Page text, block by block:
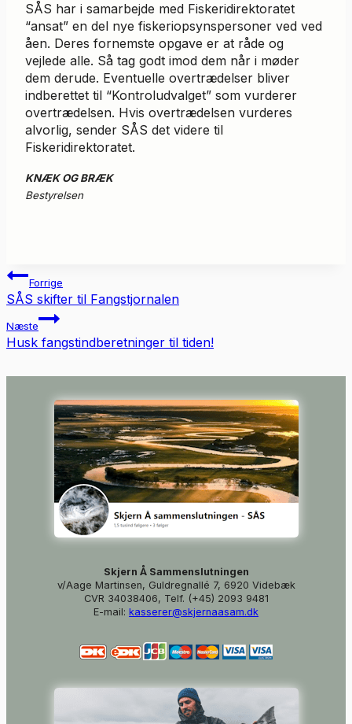
SÅS har i samarbejde med Fiskeridirektoratet
“ansat” en del nye fiskeriopsynspersoner ved ved
åen. Deres fornemste opgave er at råde og
vejlede alle. Så tag godt imod dem når i møder
dem derude. Eventuelle overtrædelser bliver
indberettet til “Kontroludvalget” som vurderer
overtrædelsen. Hvis overtrædelsen vurderes
alvorlig, sender SÅS det videre til
Fiskeridirektoratet.
KNÆK OG BRÆK
Bestyrelsen
Indlægsnavigation
Forrige
SÅS skifter til Fangstjornalen
Næste
Husk fangstindberetninger til tiden!
Skjern Å Sammenslutningen
v/Aage Martinsen, Guldregnallé 7, 6920 Videbæk
CVR 34038406, Telf. (+45) 2093 9481
E-mail: kasserer@skjernaasam.dk